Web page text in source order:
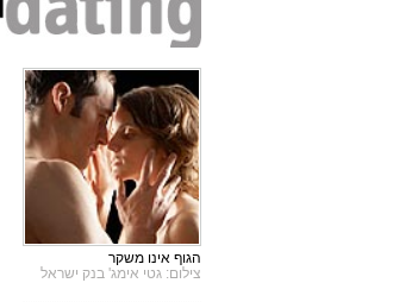
הגוף אינו משקר
צילום: גטי אימג' בנק ישראל